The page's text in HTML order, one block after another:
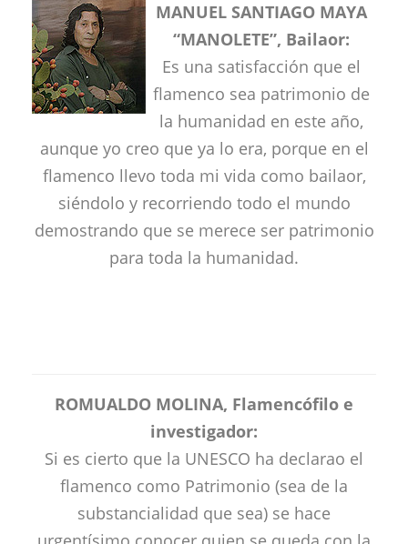
MANUEL SANTIAGO MAYA
“MANOLETE”, Bailaor:
Es una satisfacción que el
flamenco sea patrimonio de
la humanidad en este año,
aunque yo creo que ya lo era, porque en el
flamenco llevo toda mi vida como bailaor,
siéndolo y recorriendo todo el mundo
demostrando que se merece ser patrimonio
para toda la humanidad.
ROMUALDO MOLINA, Flamencófilo e
investigador:
Si es cierto que la UNESCO ha declarao el
flamenco como Patrimonio (sea de la
substancialidad que sea) se hace